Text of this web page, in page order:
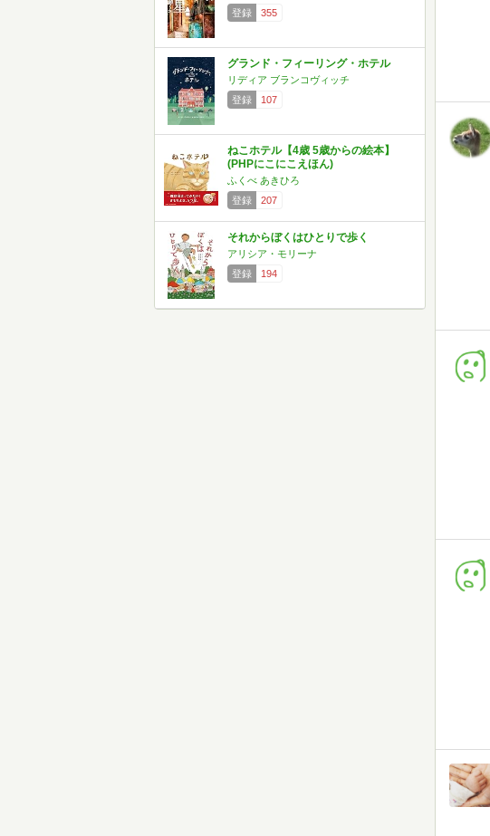
登録
355
グランド・フィーリング・ホテル
リディア ブランコヴィッチ
登録
107
ねこホテル【4歳 5歳からの絵本】
(PHPにこにこえほん)
ふくべ あきひろ
登録
207
それからぼくはひとりで歩く
アリシア・モリーナ
登録
194